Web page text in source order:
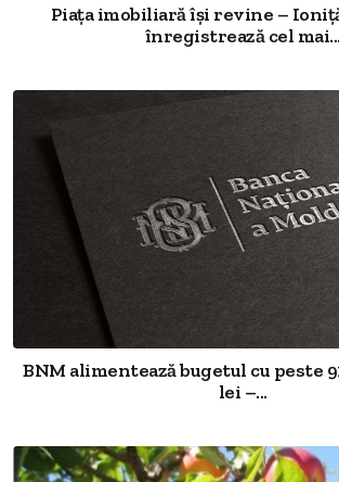
Piața imobiliară își revine –
înregistrează cel mai...
BNM alimentează bugetul cu peste
lei –...